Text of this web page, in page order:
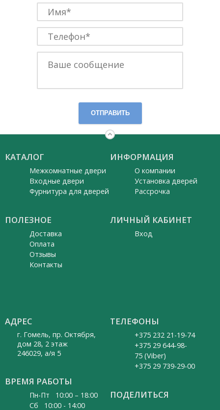
ОТПРАВИТЬ
КАТАЛОГ
Межкомнатные двери
Входные двери
Фурнитура для дверей
ПОЛЕЗНОЕ
Доставка
Оплата
Отзывы
Контакты
ИНФОРМАЦИЯ
О компании
Установка дверей
Рассрочка
ЛИЧНЫЙ КАБИНЕТ
Вход
АДРЕС
г. Гомель, пр. Октября,
дом 28, 2 этаж
246029, а/я 5
ВРЕМЯ РАБОТЫ
Пн-Пт 10:00 – 18:00
Cб 10:00 - 14:00
ТЕЛЕФОНЫ
+375 232 21-19-74
+375 29 644-98-
75 (Viber)
+375 29 739-29-00
ПОДЕЛИТЬСЯ